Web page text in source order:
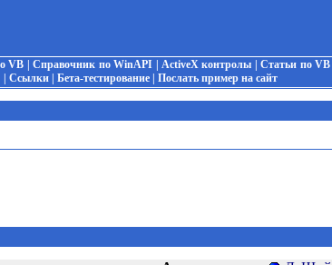
VB |Справочник по WinAPI ActiveX контролы |Статьи по VB
Ссылки Бета-тестирование Послать пример на сайт